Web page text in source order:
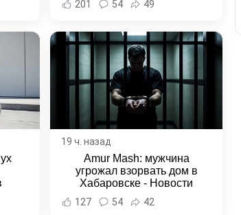
201 54 49
-
19 ч. назад
Amur Mash: мужчина
угрожал взорвать дом в
Хабаровске - Новости
Хабаровска и Хабаровского
края
127 54 42